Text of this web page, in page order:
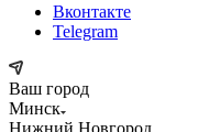
Вконтакте
Telegram
Ваш город
Минск
Нижний Новгород